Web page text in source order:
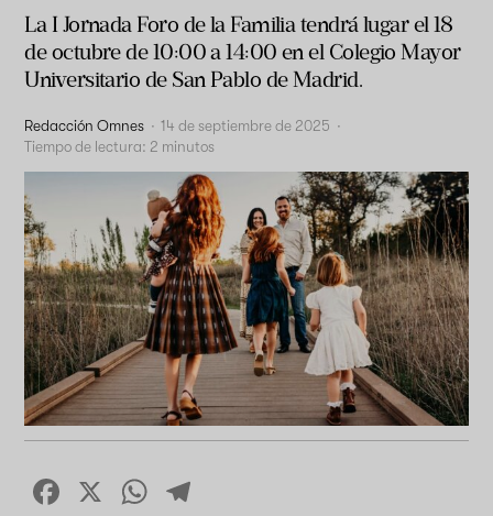
La I Jornada Foro de la Familia tendrá lugar el 18
de octubre de 10:00 a 14:00 en el Colegio Mayor
Universitario de San Pablo de Madrid.
Redacción Omnes · 14 de septiembre de 2025 ·
Tiempo de lectura: 2 minutos
Facebook
X WhatsApp